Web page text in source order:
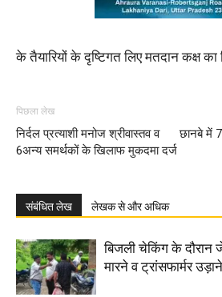
के तैयारियों के दृष्टिगत लिए मतदान कक्ष का
पिछला लेख
निर्दल प्रत्याशी मनोज श्रीवास्तव व
6अन्य समर्थकों के खिलाफ मुकदमा दर्ज
छानबे में
संबंधित लेख लेखक से और अधिक
बिजली चेकिंग के
मारने व ट्रांसफार्मर